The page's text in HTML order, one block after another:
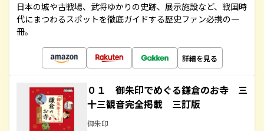
日本の城や古戦場、武将ゆかりの史跡、展示施設など、戦国時
代にまつわるスポットを徹底ガイドする歴史ファン必携の一
冊。
詳細を見る
０１ 御朱印でめぐる鎌倉のお寺 三
十三観音完全掲載 三訂版
御朱印